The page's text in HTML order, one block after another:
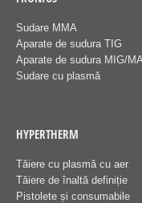
Sudare MMA
Aparate de sudura TIG
Aparate de sudura MIG/
Sudare cu plasmă
HYPERTHERM
Tăiere cu plasmă cu aer
Tăiere de înaltă definiție
Pistolete și consumabile